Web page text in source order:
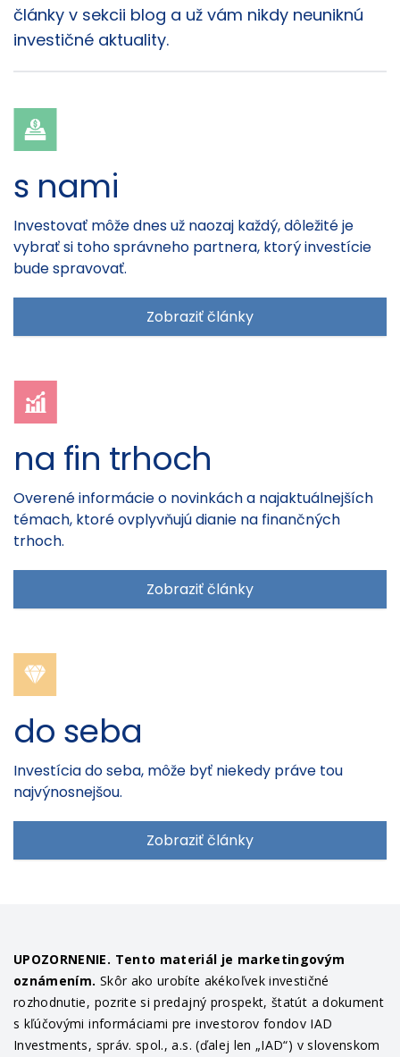
články v sekcii blog a už vám nikdy neuniknú
investičné aktuality.
s nami
Investovať môže dnes už naozaj každý, dôležité je
vybrať si toho správneho partnera, ktorý investície
bude spravovať.
Zobraziť články
na fin trhoch
Overené informácie o novinkách a najaktuálnejších
témach, ktoré ovplyvňujú dianie na finančných
trhoch.
Zobraziť články
do seba
Investícia do seba, môže byť niekedy práve tou
najvýnosnejšou.
Zobraziť články
UPOZORNENIE. Tento materiál je marketingovým
oznámením. Skôr ako urobíte akékoľvek investičné
rozhodnutie, pozrite si predajný prospekt, štatút a dokument
s kľúčovými informáciami pre investorov fondov IAD
Investments, správ. spol., a.s. (ďalej len „IAD“) v slovenskom